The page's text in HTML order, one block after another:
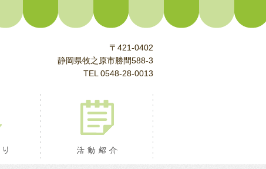
〒421-0402
静岡県牧之原市勝間588-3
TEL 0548-28-0013
校長室より 活動紹介